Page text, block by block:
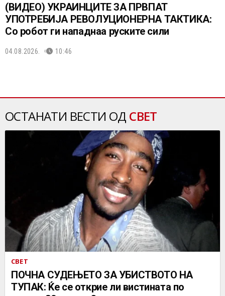
(ВИДЕО) УКРАИНЦИТЕ ЗА ПРВПАТ
УПОТРЕБИЈА РЕВОЛУЦИОНЕРНА ТАКТИКА:
Со робот ги нападнаа руските сили
04.08.2026. 10:46
ОСТАНАТИ ВЕСТИ ОД СВЕТ
СВЕТ
ПОЧНА СУДЕЊЕТО ЗА УБИСТВОТО НА
ТУПАК: Ќе се открие ли вистината по